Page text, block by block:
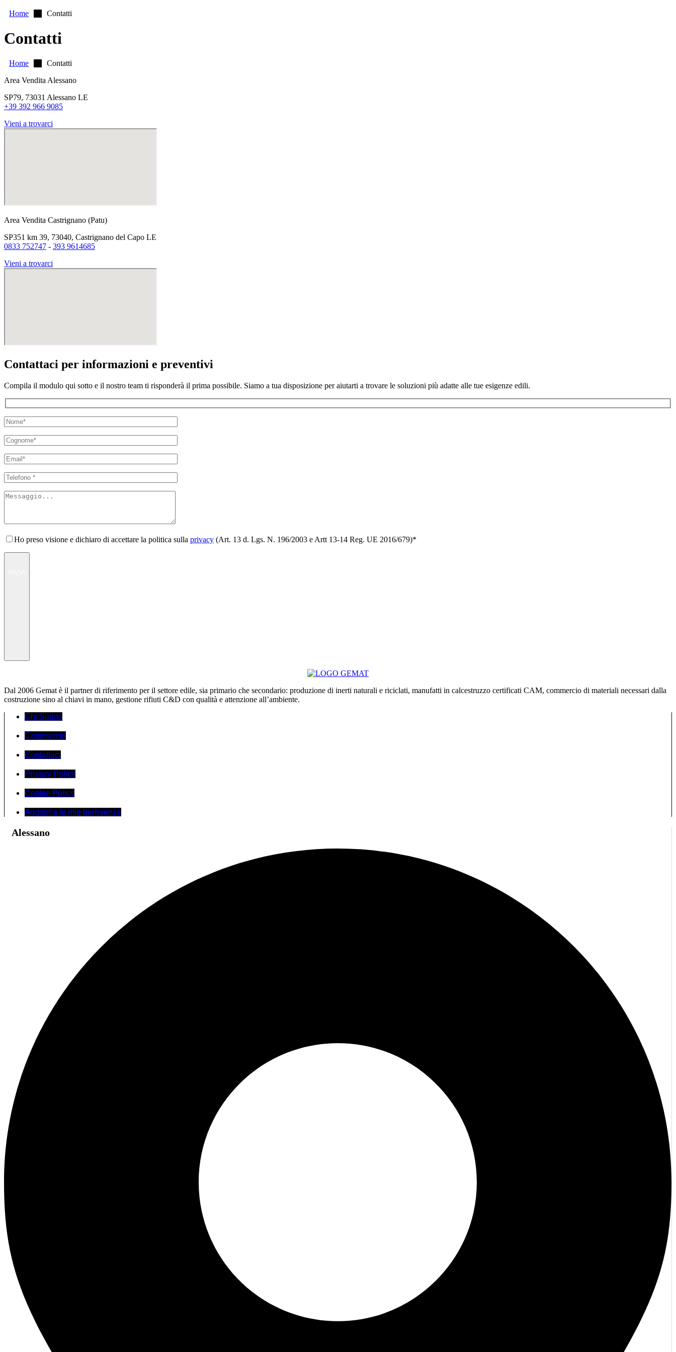
Home Contatti
Contatti
Home
Contatti
Area Vendita Alessano
SP79, 73031 Alessano LE
+39 392 966 9085
Vieni a trovarci
Area Vendita Castrignano (Patu)
SP351 km 39, 73040, Castrignano del Capo LE
0833 752747 - 393 9614685
Vieni a trovarci
Contattaci per informazioni e preventivi
Compila il modulo qui sotto e il nostro team ti risponderà il prima possibile. Siamo a tua disposizione per aiutarti a trovare le soluzioni più adatte alle tue esigenze edili.
Ho preso visione e dichiaro di accettare la politica sulla privacy (Art. 13 d. Lgs. N. 196/2003 e Artt 13-14 Reg. UE 2016/679)*
Dal 2006 Gemat è il partner di riferimento per il settore edile, sia primario che secondario: produzione di inerti naturali e riciclati, manufatti in calcestruzzo certificati CAM, commercio di materiali necessari dalla
costruzione sino al chiavi in mano, gestione rifiuti C&D con qualità e attenzione all’ambiente.
Chi Siamo
Commercio
Contattaci
Privacy Policy
Cookie Policy
Aggiorna le mie preferenze
Alessano